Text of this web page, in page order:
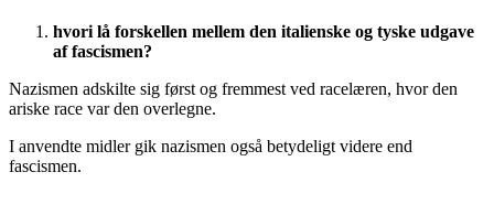
hvori lå forskellen mellem den italienske og tyske udgave
af fascismen?
Nazismen adskilte sig først og fremmest ved racelæren, hvor den
ariske race var den overlegne.
I anvendte midler gik nazismen også betydeligt videre end
fascismen.